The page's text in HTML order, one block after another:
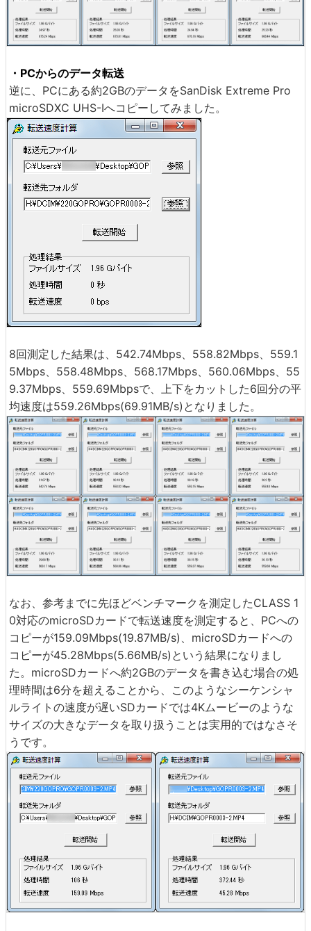
・PCからのデータ転送
逆に、PCにある約2GBのデータをSanDisk Extreme Pro
microSDXC UHS-Iへコピーしてみました。
8回測定した結果は、542.74Mbps、558.82Mbps、559.1
5Mbps、558.48Mbps、568.17Mbps、560.06Mbps、55
9.37Mbps、559.69Mbpsで、上下をカットした6回分の平
均速度は559.26Mbps(69.91MB/s)となりました。
なお、参考までに先ほどベンチマークを測定したCLASS 1
0対応のmicroSDカードで転送速度を測定すると、PCへの
コピーが159.09Mbps(19.87MB/s)、microSDカードへの
コピーが45.28Mbps(5.66MB/s)という結果になりまし
た。microSDカードへ約2GBのデータを書き込む場合の処
理時間は6分を超えることから、このようなシーケンシャ
ルライトの速度が遅いSDカードでは4Kムービーのような
サイズの大きなデータを取り扱うことは実用的ではなさそ
うです。